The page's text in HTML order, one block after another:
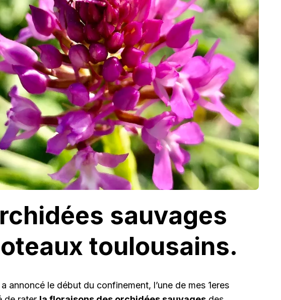
sauvages
toulousains.
annoncé le début du confinement, l’une de mes 1eres